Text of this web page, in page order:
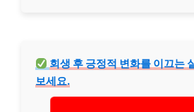
회생 후 긍정적 변화를 이끄는
보세요.